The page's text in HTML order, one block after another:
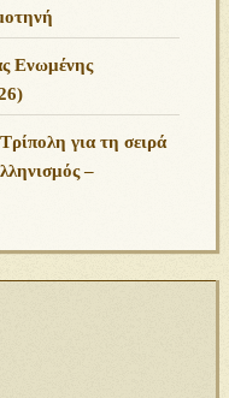
Ενωμένης
για τη σειρά
–